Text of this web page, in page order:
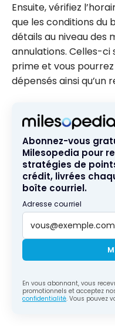
Ensuite, vérifiez
que les conditions du
détails au niveau des
annulations. Celles-ci
prime et vous
dépensés ainsi qu’un
Abonnez-vous
Milesopedia pour
stratégies de
crédit, livrées
boîte courriel.
Adresse courriel
En vous abonnant, vous
promotionnels et acceptez
confidentialité. Vous pouvez